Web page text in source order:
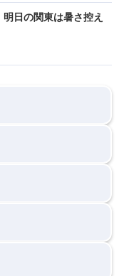
日の関東は暑さ控え